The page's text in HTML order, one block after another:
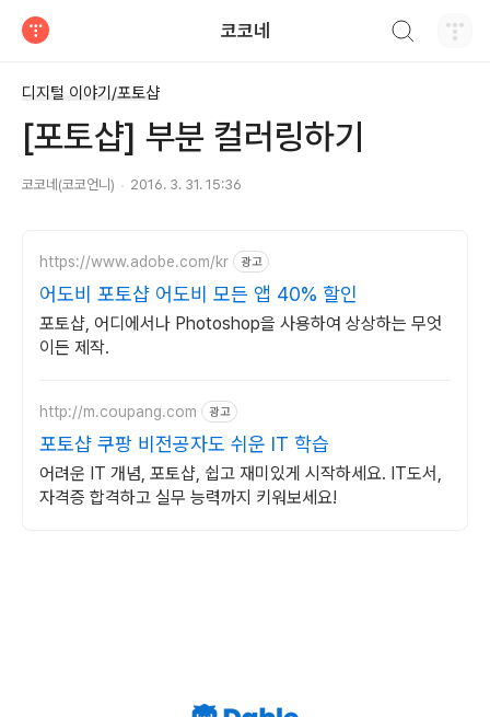
코코네
디지털 이야기/포토샵
[포토샵] 부분 컬러링하기
코코네(코코언니) 2016. 3. 31. 15:36
https://www.adobe.com/kr 광고
어도비 포토샵 어도비 모든 앱 40% 할인
포토샵, 어디에서나 Photoshop을 사용하여 상상하는 무엇
이든 제작.
http://m.coupang.com 광고
포토샵 쿠팡 비전공자도 쉬운 IT 학습
어려운 IT 개념, 포토샵, 쉽고 재미있게 시작하세요. IT도서,
자격증 합격하고 실무 능력까지 키워보세요!